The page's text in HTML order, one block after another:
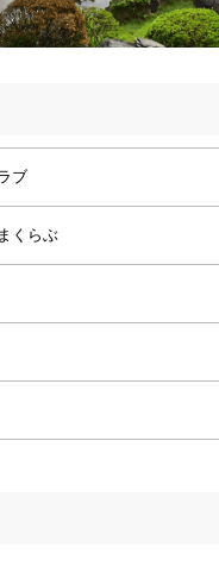
ブ
くらぶ